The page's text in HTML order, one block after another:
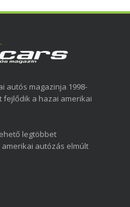
autós magazinja 1998-
fejlődik a hazai amerikai
legtöbbet
autózás elmúlt